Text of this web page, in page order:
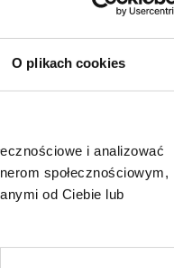
O plikach cookies
i analizować
społecznościowym,
od Ciebie lub
folii okiennych!
możliwości.